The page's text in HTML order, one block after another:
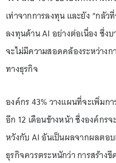
เท่าจากการลงทุน และยัง “กลัว
ลงทุนด้าน AI อย่างต่อเนื่อง ซึ่ง
จะไม่มีความสอดคล้องระหว่า
ทางธุรกิจ
องค์กร 43% วางแผนที่จะเพิ่มก
อีก 12 เดือนข้างหน้า ซึ่งองค์กร
หวังกับ AI อันเป็นผลจากผลตอ
ธุรกิจควรตระหนักว่า การสร้าง